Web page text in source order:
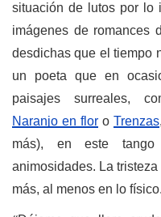
situación de lutos por lo
imágenes de romances
desdichas que el tiempo
un poeta que en
paisajes surreales,
Naranjo en flor oTrenzas
más), en este tango
animosidades. La
más, al menos en lo físico.